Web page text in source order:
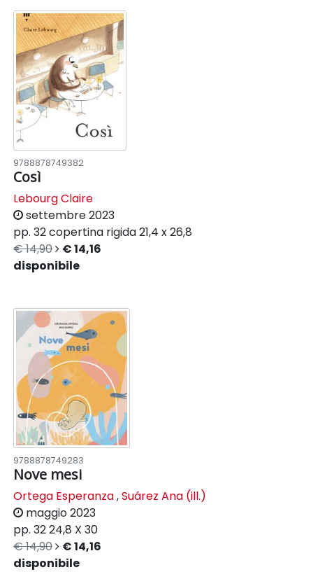
9788878749382
Così
Lebourg Claire
settembre 2023
pp. 32copertina rigida21,4 x 26,8
€ 14,90
€ 14,16
disponibile
9788878749283
Nove mesi
Ortega Esperanza,Suárez Ana (ill.)
maggio 2023
pp. 3224,8 X 30
€ 14,90
€ 14,16
disponibile